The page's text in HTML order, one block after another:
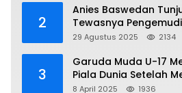
2
Anies Baswedan
Tewasnya
Demo
29 Agustus 2025 2134
3
Garuda Muda U-17
Piala Dunia Setelah
Kemenangan
8 April 2025 1936